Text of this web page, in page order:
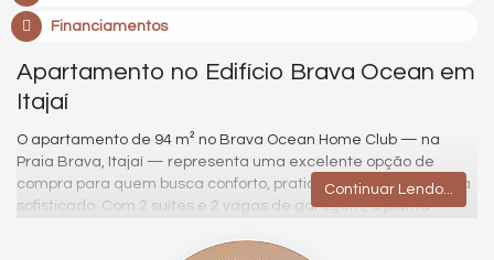
Financiamentos
Apartamento no Edifício Brava Ocean em
Itajaí
O apartamento de 94 m² no Brava Ocean Home Club — na
Praia Brava, Itajaí — representa uma excelente opção de
compra para quem busca conforto, praticidade e estilo de vida
sofisticado. Com 2 suítes e 2 vagas de garagem, a planta
americana, área de serviço e sacada (geralmente com
Continuar Lendo...